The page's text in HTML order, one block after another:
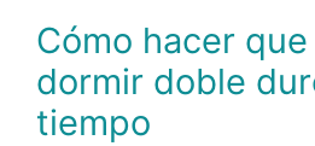
Cómo hacer
dormir doble
tiempo